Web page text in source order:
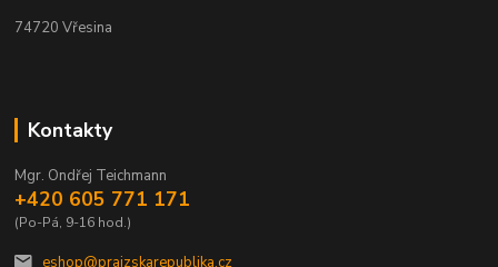
74720 Vřesina
Kontakty
Mgr. Ondřej Teichmann
+420 605 771 171
(Po-Pá, 9-16 hod.)
eshop@prajzskarepublika.cz